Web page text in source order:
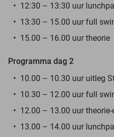
12:30 – 13:30 uur
13:30 – 15.00 uur full
15.00 – 16.00 uur theorie
Programma dag 2
10.00 – 10.30 uur uitleg
10.30 – 12.00 uur full
12.00 – 13.00 uur theorie-
13.00 – 14.00 uur